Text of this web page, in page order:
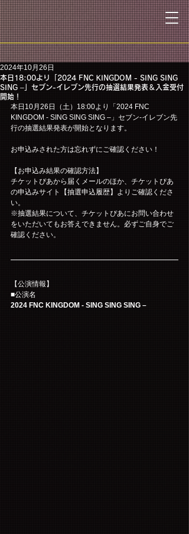
本日18:00より「2024 FNC KINGDOM - SING SING
SING –」セブン-イレブン先行の抽選結果発表＆入金受付
開始！
2024年10月26日
本日10月26日（土）18:00より「2024 FNC
KINGDOM - SING SING SING –」セブン-イレブン先
行の抽選結果発表が開始となります。
お申込みされた方は忘れずにご確認ください！
【お申込み結果の確認方法】
チケットぴあから届くメールのほか、チケットぴあ
の申込みサイト【抽選申込履歴】よりご確認くださ
い。
※抽選結果について、チケットぴあにお問い合わせ
をいただいてもお答えできません。必ずご自身でご
確認ください。
【公演情報】
■公演名
2024 FNC KINGDOM - SING SING SING –